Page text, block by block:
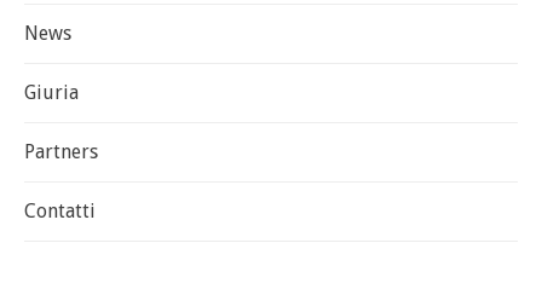
News
Giuria
Partners
Contatti